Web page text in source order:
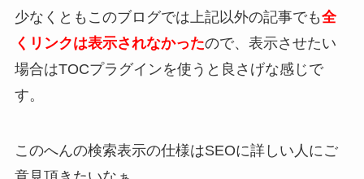
少なくともこのブログでは上記以外の記事でも全
くリンクは表示されなかったので、表示させたい
場合はTOCプラグインを使うと良さげな感じで
す。
このへんの検索表示の仕様はSEOに詳しい人にご